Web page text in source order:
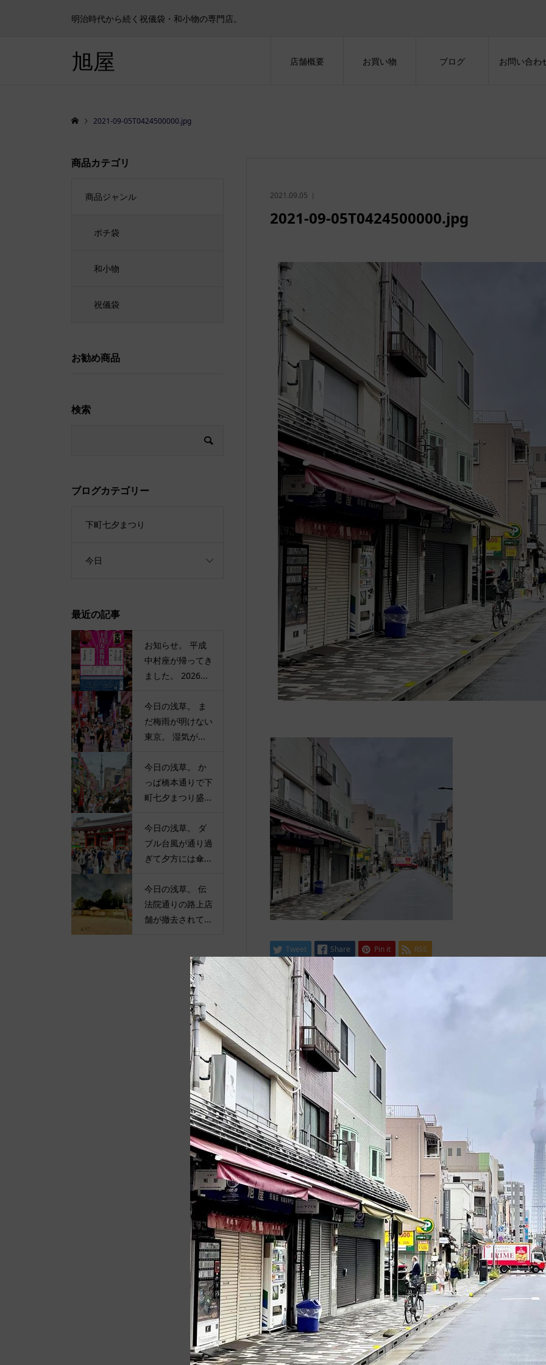
明治時代から続く祝儀袋・和小物の専門店。
旭屋 店舗概要 お買い物 ブログ お問い合わ
2021-09-05T0424500000.jpg
2021.09.05
2021-09-05T0424500000.jpg
Tweet Share Pin it RSS
商品カテゴリ
商品ジャンル
ポチ袋
和小物
祝儀袋
お勧め商品
検索
ブログカテゴリー
下町七夕まつり
今日
最近の記事
お知らせ。 平成
中村座が帰ってき
ました。 2026...
今日の浅草。 ま
だ梅雨が明けない
東京。 湿気が...
今日の浅草。 か
っぱ橋本通りで下
町七夕まつり盛...
今日の浅草。 ダ
ブル台風が通り過
ぎて夕方には傘...
今日の浅草。 伝
法院通りの路上店
舗が撤去されて...